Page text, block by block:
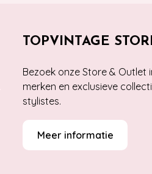
TOPVINTAGE
Bezoek onze Store & Outlet
merken en exclusieve
stylistes.
Meer informatie